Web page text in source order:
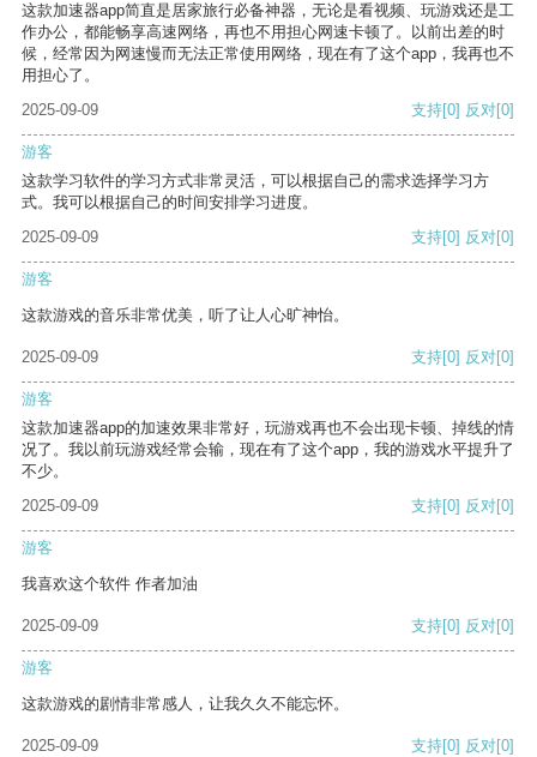
这款加速器app简直是居家旅行必备神器，无论是看视频、玩游戏还是工
作办公，都能畅享高速网络，再也不用担心网速卡顿了。以前出差的时
候，经常因为网速慢而无法正常使用网络，现在有了这个app，我再也不
用担心了。
2025-09-09
支持[0] 反对[0]
游客
这款学习软件的学习方式非常灵活，可以根据自己的需求选择学习方
式。我可以根据自己的时间安排学习进度。
2025-09-09
支持[0] 反对[0]
游客
这款游戏的音乐非常优美，听了让人心旷神怡。
2025-09-09 支持[0] 反对[0]
游客
这款加速器app的加速效果非常好，玩游戏再也不会出现卡顿、掉线的情
况了。我以前玩游戏经常会输，现在有了这个app，我的游戏水平提升了
不少。
2025-09-09
支持[0] 反对[0]
游客
我喜欢这个软件 作者加油
2025-09-09 支持[0] 反对[0]
游客
这款游戏的剧情非常感人，让我久久不能忘怀。
2025-09-09 支持[0] 反对[0]